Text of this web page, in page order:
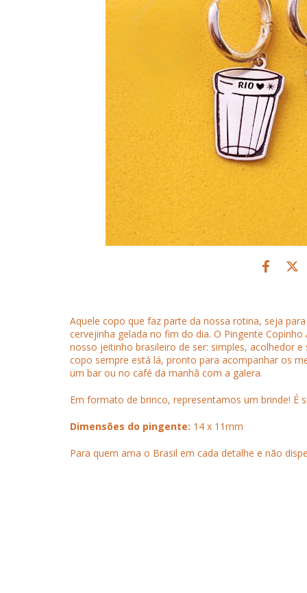
Aquele copo que faz parte da nossa rotina, seja
cervejinha gelada no fim do dia. O Pingente
nosso jeitinho brasileiro de ser: simples, acolhedor
copo sempre está lá, pronto para acompanhar os
um bar ou no café da manhã com a galera.
Em formato de brinco, representamos um brinde! É
Dimensões do pingente: 14 x 11mm
Para quem ama o Brasil em cada detalhe e não